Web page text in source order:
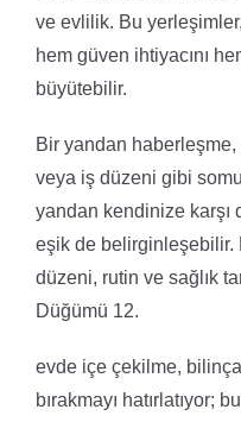
ve evlilik. Bu
hem güven ihtiyacını
büyütebilir.
Bir yandan
veya iş düzeni gibi
yandan kendinize karşı
eşik de belirginleşebilir.
düzeni, rutin ve sağlık
Düğümü 12.
evde içe çekilme,
bırakmayı hatırlatıyor;